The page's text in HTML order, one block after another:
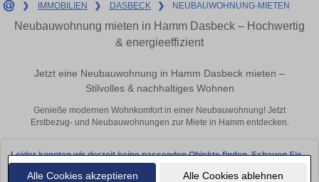
Alle Cookies akzeptieren Alle Cookies ablehnen
❯ IMMOBILIEN ❯ DASBECK ❯ NEUBAUWOHNUNG-MIETEN
Neubauwohnung mieten in Hamm Dasbeck – Hochwertig
& energieeffizient
Jetzt eine Neubauwohnung in Hamm Dasbeck mieten –
Stilvolles & nachhaltiges Wohnen
Genieße modernen Wohnkomfort in einer Neubauwohnung! Jetzt
Erstbezug- und Neubauwohnungen zur Miete in Hamm entdecken.
Leider konnten wir derzeit keine passenden Objekte finden. Schauen Sie